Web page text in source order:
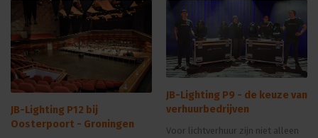
JB-Lighting P12 bij
Oosterpoort - Groningen
JB-Lighting P9 - de keuze van
verhuurbedrijven
Voor lichtverhuur zijn niet alleen